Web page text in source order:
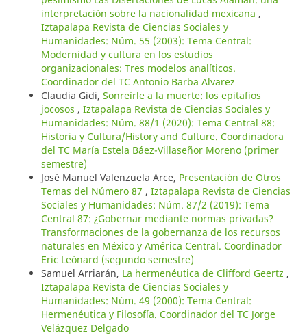
interpretación sobre la nacionalidad mexicana ,
Iztapalapa Revista de Ciencias Sociales y
Humanidades: Núm. 55 (2003): Tema Central:
Modernidad y cultura en los estudios
organizacionales: Tres modelos analíticos.
Coordinador del TC Antonio Barba Alvarez
Claudia Gidi, Sonreírle a la muerte: los epitafios
jocosos , Iztapalapa Revista de Ciencias Sociales y
Humanidades: Núm. 88/1 (2020): Tema Central 88:
Historia y Cultura/History and Culture. Coordinadora
del TC María Estela Báez-Villaseñor Moreno (primer
semestre)
José Manuel Valenzuela Arce, Presentación de Otros
Temas del Número 87 , Iztapalapa Revista de Ciencias
Sociales y Humanidades: Núm. 87/2 (2019): Tema
Central 87: ¿Gobernar mediante normas privadas?
Transformaciones de la gobernanza de los recursos
naturales en México y América Central. Coordinador
Eric Leónard (segundo semestre)
Samuel Arriarán, La hermenéutica de Clifford Geertz ,
Iztapalapa Revista de Ciencias Sociales y
Humanidades: Núm. 49 (2000): Tema Central:
Hermenéutica y Filosofía. Coordinador del TC Jorge
Velázquez Delgado